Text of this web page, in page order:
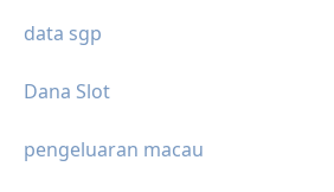
data sgp
Dana Slot
pengeluaran macau